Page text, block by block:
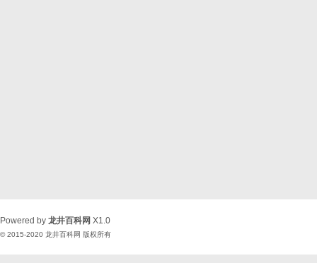
Powered by 龙井百科网 X1.0
© 2015-2020 龙井百科网 版权所有